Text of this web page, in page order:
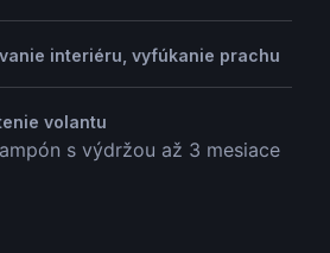
interiéru, vyfúkanie prachu
volantu
s výdržou až 3 mesiace